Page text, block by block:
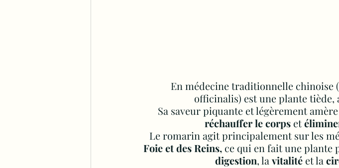
En médecine traditionnelle chinoise
officinalis) est une plante
Sa saveur piquante et légèrement
réchauffer le corps et
Le romarin agit principalement sur les
Foie et des Reins, ce qui en fait une plante
digestion, la vitalité et la